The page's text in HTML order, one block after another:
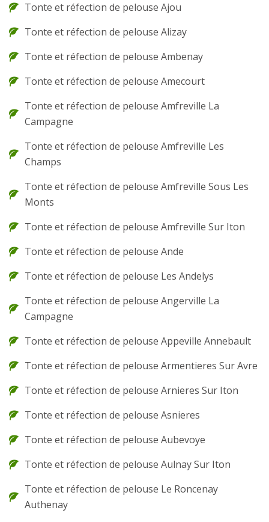
Tonte et réfection de pelouse Ajou
Tonte et réfection de pelouse Alizay
Tonte et réfection de pelouse Ambenay
Tonte et réfection de pelouse Amecourt
Tonte et réfection de pelouse Amfreville La
Campagne
Tonte et réfection de pelouse Amfreville Les
Champs
Tonte et réfection de pelouse Amfreville Sous Les
Monts
Tonte et réfection de pelouse Amfreville Sur Iton
Tonte et réfection de pelouse Ande
Tonte et réfection de pelouse Les Andelys
Tonte et réfection de pelouse Angerville La
Campagne
Tonte et réfection de pelouse Appeville Annebault
Tonte et réfection de pelouse Armentieres Sur Avre
Tonte et réfection de pelouse Arnieres Sur Iton
Tonte et réfection de pelouse Asnieres
Tonte et réfection de pelouse Aubevoye
Tonte et réfection de pelouse Aulnay Sur Iton
Tonte et réfection de pelouse Le Roncenay
Authenay